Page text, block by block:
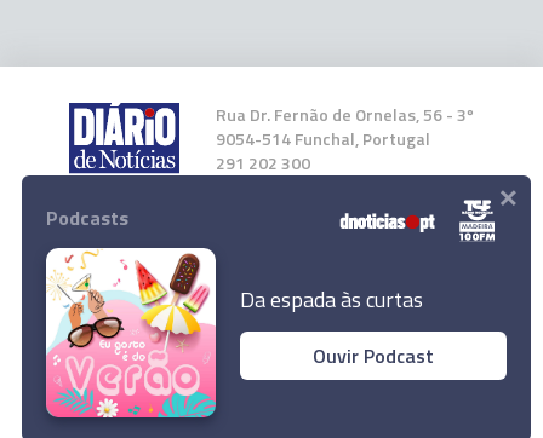
Rua Dr. Fernão de Ornelas, 56 - 3º
9054-514 Funchal, Portugal
291 202 300
Instale a nossa App
© 2026 Empresa Diário de Notícias, Lda.
Todos os direitos reservados.
Podcasts
Da espada às curtas
Ouvir Podcast
×